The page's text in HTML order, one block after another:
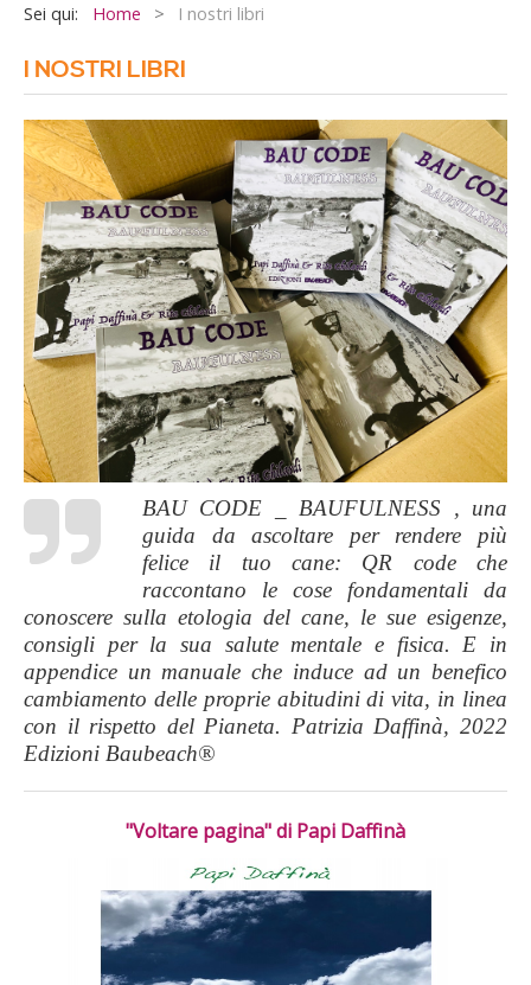
Il nostro vegan bistrot
Sportive
Creative
Ultimi anni
Performance
Orto sinergico
Sei qui: Home > I nostri libri
I NOSTRI LIBRI
BAU CODE _ BAUFULNESS , una
guida da ascoltare per rendere più
felice il tuo cane: QR code che
raccontano le cose fondamentali da
conoscere sulla etologia del cane, le sue esigenze,
consigli per la sua salute mentale e fisica. E in
appendice un manuale che induce ad un benefico
cambiamento delle proprie abitudini di vita, in linea
con il rispetto del Pianeta. Patrizia Daffinà, 2022
Edizioni Baubeach®
"Voltare pagina" di Papi Daffinà